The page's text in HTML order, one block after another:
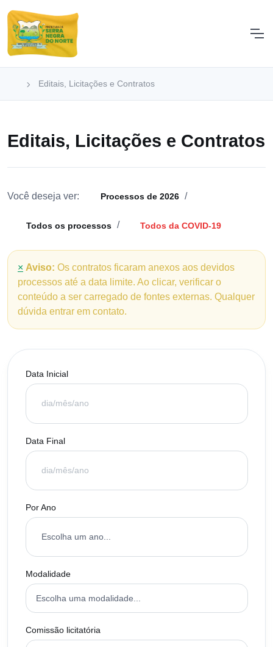
Editais, Licitações e Contratos
Editais, Licitações e Contratos
Você deseja ver: Processos de 2026 /
Todos os processos / Todos da COVID-19
× Aviso: Os contratos ficaram anexos aos devidos
processos até a data limite. Ao clicar, verificar o
conteúdo a ser carregado de fontes externas. Qualquer
dúvida entrar em contato.
Data Inicial
Data Final
Por Ano
Modalidade
Comissão licitatória